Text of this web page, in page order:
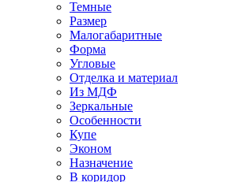
Темные
Размер
Малогабаритные
Форма
Угловые
Отделка и материал
Из МДФ
Зеркальные
Особенности
Купе
Эконом
Назначение
В коридор